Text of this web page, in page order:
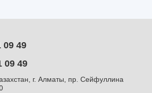
09 49
09 49
г. Алматы, пр. Сейфуллина